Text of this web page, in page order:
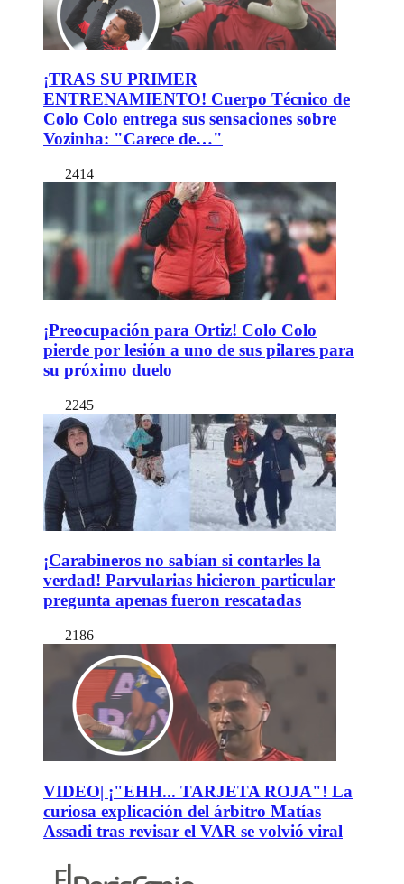
¡TRAS SU PRIMER
ENTRENAMIENTO! Cuerpo Técnico de
Colo Colo entrega sus sensaciones sobre
Vozinha: "Carece de…"
2414
¡Preocupación para Ortiz! Colo Colo
pierde por lesión a uno de sus pilares para
su próximo duelo
2245
¡Carabineros no sabían si contarles la
verdad! Parvularias hicieron particular
pregunta apenas fueron rescatadas
2186
VIDEO| ¡"EHH... TARJETA ROJA"! La
curiosa explicación del árbitro Matías
Assadi tras revisar el VAR se volvió viral